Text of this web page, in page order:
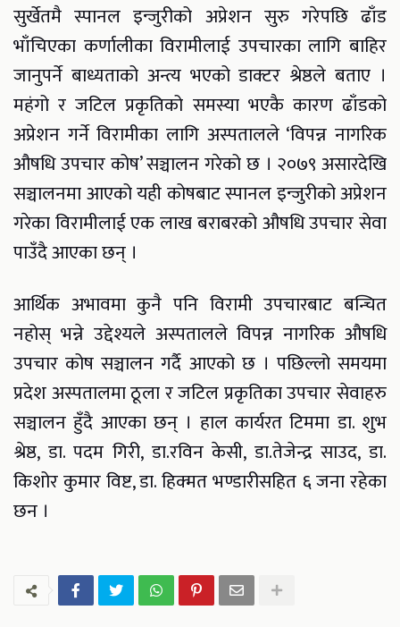
सुर्खेतमै स्पानल इन्जुरीको अप्रेशन सुरु गरेपछि ढाँड
भाँचिएका कर्णालीका विरामीलाई उपचारका लागि बाहिर
जानुपर्ने बाध्यताको अन्त्य भएको डाक्टर श्रेष्ठले बताए ।
महंगो र जटिल प्रकृतिको समस्या भएकै कारण ढाँडको
अप्रेशन गर्ने विरामीका लागि अस्पतालले ‘विपन्न नागरिक
औषधि उपचार कोष’ सञ्चालन गरेको छ । २०७९ असारदेखि
सञ्चालनमा आएको यही कोषबाट स्पानल इन्जुरीको अप्रेशन
गरेका विरामीलाई एक लाख बराबरको औषधि उपचार सेवा
पाउँदै आएका छन् ।
आर्थिक अभावमा कुनै पनि विरामी उपचारबाट बन्चित
नहोस् भन्ने उद्देश्यले अस्पतालले विपन्न नागरिक औषधि
उपचार कोष सञ्चालन गर्दै आएको छ । पछिल्लो समयमा
प्रदेश अस्पतालमा ठूला र जटिल प्रकृतिका उपचार सेवाहरु
सञ्चालन हुँदै आएका छन् । हाल कार्यरत टिममा डा. शुभ
श्रेष्ठ, डा. पदम गिरी, डा.रविन केसी, डा.तेजेन्द्र साउद, डा.
किशोर कुमार विष्ट, डा. हिक्मत भण्डारीसहित ६ जना रहेका
छन ।